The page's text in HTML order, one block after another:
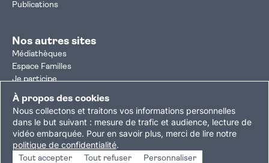
À propos des cookies
Nous collectons et traitons vos informations personnelles
dans le but suivant : mesure de trafic et audience, lecture de
vidéo embarquée. Pour en savoir plus, merci de lire notre
politique de confidentialité.
Tout accepter Tout refuser Personnaliser
Publications
Nos autres sites
Médiathèques
Espace Familles
Je participe
Autorisation d'urbanisme
Résultats électoraux
Plan du site Nous contacterMentions légales
Politique de confidentialitéAccessibilité : partiellement conforme
Gestion des cookies